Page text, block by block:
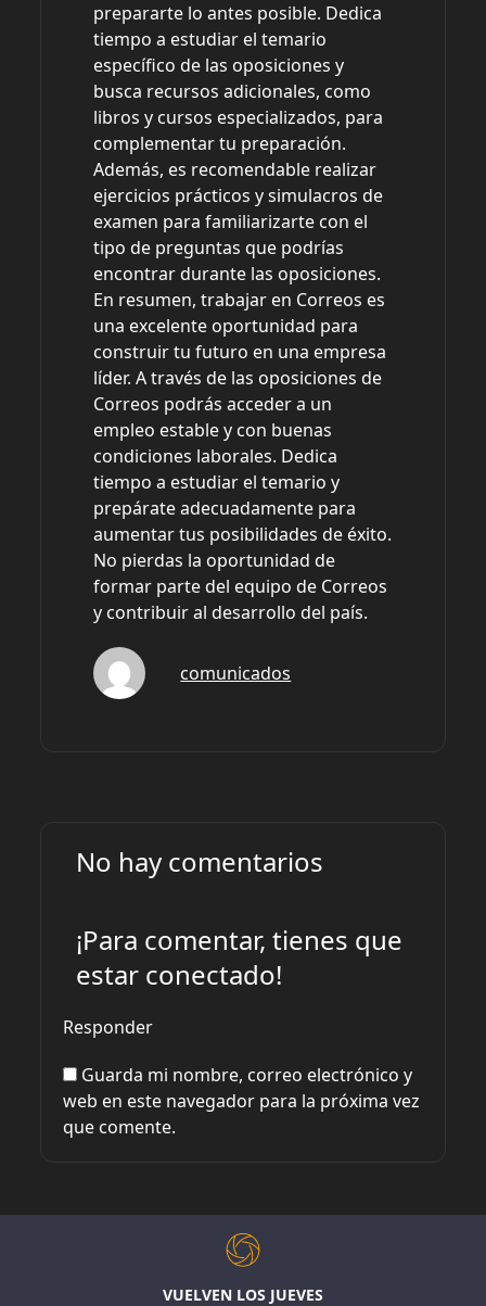
prepararte lo antes posible. Dedica
tiempo a estudiar el temario
específico de las oposiciones y
busca recursos adicionales, como
libros y cursos especializados, para
complementar tu preparación.
Además, es recomendable realizar
ejercicios prácticos y simulacros de
examen para familiarizarte con el
tipo de preguntas que podrías
encontrar durante las oposiciones.
En resumen, trabajar en Correos es
una excelente oportunidad para
construir tu futuro en una empresa
líder. A través de las oposiciones de
Correos podrás acceder a un
empleo estable y con buenas
condiciones laborales. Dedica
tiempo a estudiar el temario y
prepárate adecuadamente para
aumentar tus posibilidades de éxito.
No pierdas la oportunidad de
formar parte del equipo de Correos
y contribuir al desarrollo del país.
comunicados
No hay comentarios
¡Para comentar, tienes que
estar conectado!
Responder
Guarda mi nombre, correo electrónico y
web en este navegador para la próxima vez
que comente.
VUELVEN LOS JUEVES